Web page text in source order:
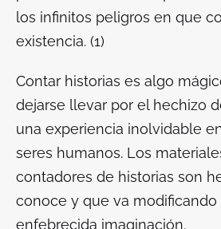
los infinitos peligros en que
existencia. (1)
Contar historias es algo
dejarse llevar por el hechizo
una experiencia inolvidable
seres humanos. Los
contadores de historias son
conoce y que va modificando
enfebrecida imaginación.